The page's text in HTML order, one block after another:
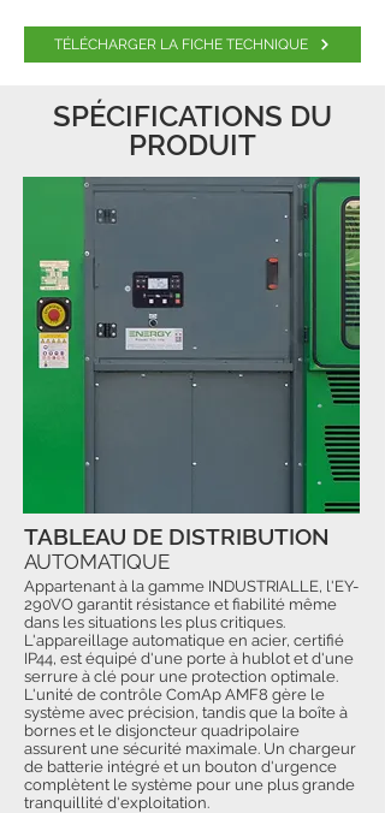
TÉLÉCHARGER LA FICHE TECHNIQUE
SPÉCIFICATIONS DU
PRODUIT
Appartenant à la gamme INDUSTRIALLE, l'EY-
290VO garantit résistance et fiabilité même
dans les situations les plus critiques.
L'appareillage automatique en acier, certifié
IP44, est équipé d'une porte à hublot et d'une
serrure à clé pour une protection optimale.
L'unité de contrôle ComAp AMF8 gère le
système avec précision, tandis que la boîte à
bornes et le disjoncteur quadripolaire
assurent une sécurité maximale. Un chargeur
de batterie intégré et un bouton d'urgence
complètent le système pour une plus grande
tranquillité d'exploitation.
TABLEAU DE DISTRIBUTION
AUTOMATIQUE